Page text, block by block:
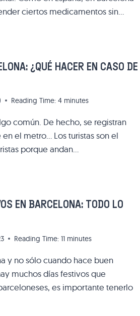
ciertos medicamentos sin…
¿QUÉ HACER EN CASO DE
Reading Time: 4 minutes
común. De hecho, se registran
el metro… Los turistas son el
porque andan…
EN BARCELONA: TODO LO
Reading Time: 11 minutes
y no sólo cuando hace buen
muchos días festivos que
es importante tenerlo